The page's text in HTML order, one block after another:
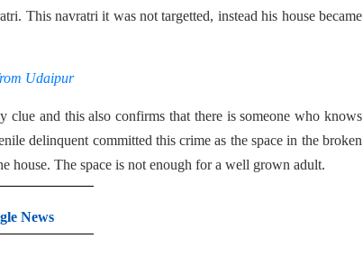
This navratri it was not targetted, instead his house became
Udaipur
clue and this also confirms that there is someone who knows
delinquent committed this crime as the space in the broken
house. The space is not enough for a well grown adult.
News